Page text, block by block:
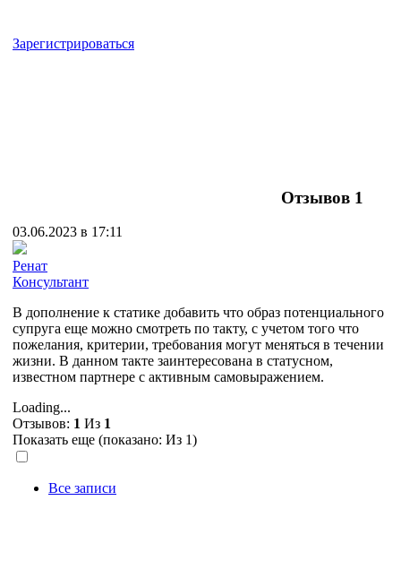
Зарегистрироваться
Отзывов 1
03.06.2023 в 17:11
Ренат
Консультант
В дополнение к статике добавить что образ потенциального
супруга еще можно смотреть по такту, с учетом того что
пожелания, критерии, требования могут меняться в течении
жизни. В данном такте заинтересована в статусном,
известном партнере с активным самовыражением.
Loading...
Отзывов: 1 Из 1
Показать еще (показано: Из 1)
Все записи